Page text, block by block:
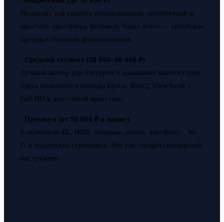
Подходят для редкого использования, презентаций и
простого просмотра фильмов. Чаще всего — китайские
бренды с базовым функционалом.
- Средний сегмент (30 000–90 000 ₽)
Лучший выбор для блогеров и домашних кинотеатров.
Здесь появляются бренды Epson, BenQ, ViewSonic с
Full HD и достойной яркостью.
- Премиум (от 90 000 ₽ и выше)
В основном 4K, HDR, мощные лампы, автофокус, Wi-
Fi и поддержка стриминга. Это уже профессиональный
инструмент.